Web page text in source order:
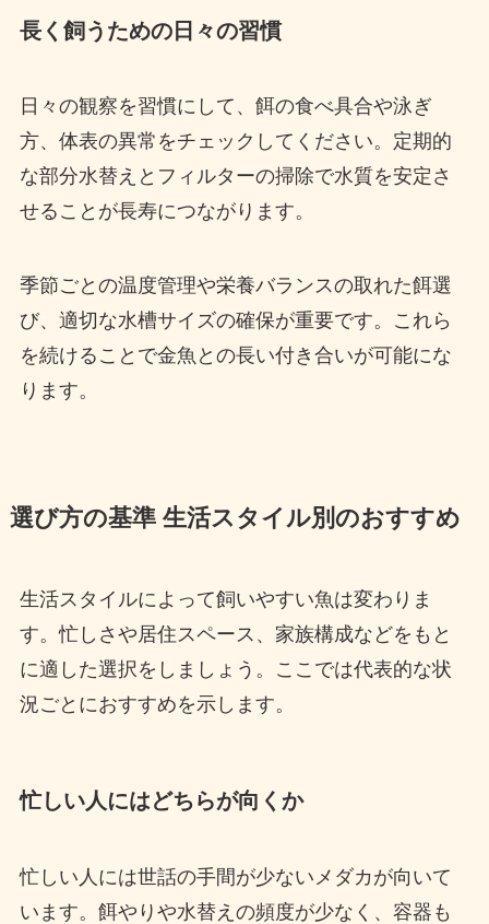
長く飼うための日々の習慣
日々の観察を習慣にして、餌の食べ具合や泳ぎ
方、体表の異常をチェックしてください。定期的
な部分水替えとフィルターの掃除で水質を安定さ
せることが長寿につながります。
季節ごとの温度管理や栄養バランスの取れた餌選
び、適切な水槽サイズの確保が重要です。これら
を続けることで金魚との長い付き合いが可能にな
ります。
選び方の基準 生活スタイル別のおすすめ
生活スタイルによって飼いやすい魚は変わりま
す。忙しさや居住スペース、家族構成などをもと
に適した選択をしましょう。ここでは代表的な状
況ごとにおすすめを示します。
忙しい人にはどちらが向くか
忙しい人には世話の手間が少ないメダカが向いて
います。餌やりや水替えの頻度が少なく、容器も